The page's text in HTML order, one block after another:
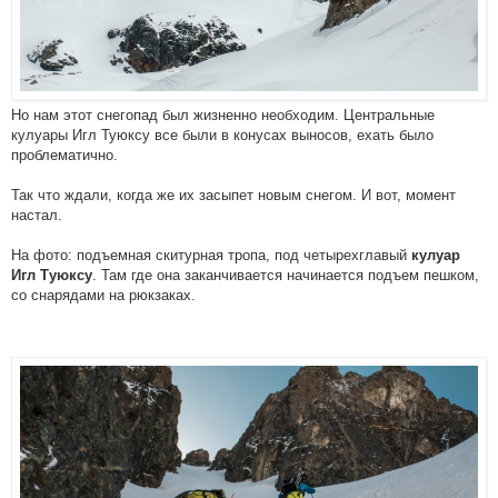
Но нам этот снегопад был жизненно необходим. Центральные
кулуары Игл Туюксу все были в конусах выносов, ехать было
проблематично.
Так что ждали, когда же их засыпет новым снегом. И вот, момент
настал.
На фото: подъемная скитурная тропа, под четырехглавый кулуар
Игл Туюксу. Там где она заканчивается начинается подъем пешком,
со снарядами на рюкзаках.